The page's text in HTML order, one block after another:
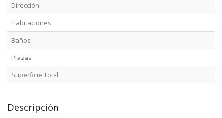
Dirección
Habitaciones
Baños
Plazas
Superficie Total
Descripción